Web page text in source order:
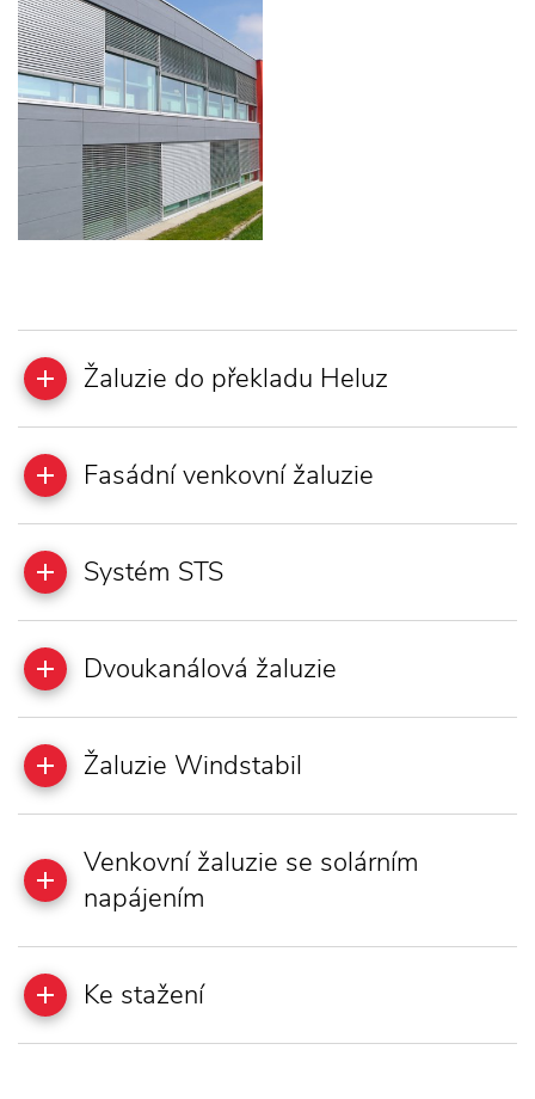
Žaluzie do překladu Heluz
Fasádní venkovní žaluzie
Systém STS
Dvoukanálová žaluzie
Žaluzie Windstabil
Venkovní žaluzie se solárním
napájením
Ke stažení